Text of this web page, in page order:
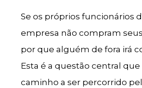
Se os próprios funcionários
empresa não compram
por que alguém de fora irá
Esta é a questão central que
caminho a ser percorrido